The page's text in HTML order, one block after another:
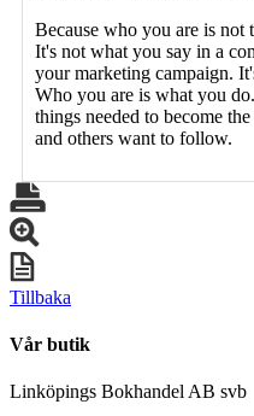
Because who you are is not
It's not what you say in a
your marketing campaign.
Who you are is what you
things needed to become
and others want to follow.
Tillbaka
Vår butik
Linköpings Bokhandel AB svb